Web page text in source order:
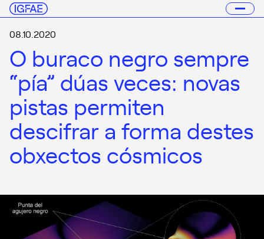
08.10.2020
O buraco negro sempre
“pía” dúas veces: novas
pistas permiten
descifrar a forma destes
obxectos cósmicos